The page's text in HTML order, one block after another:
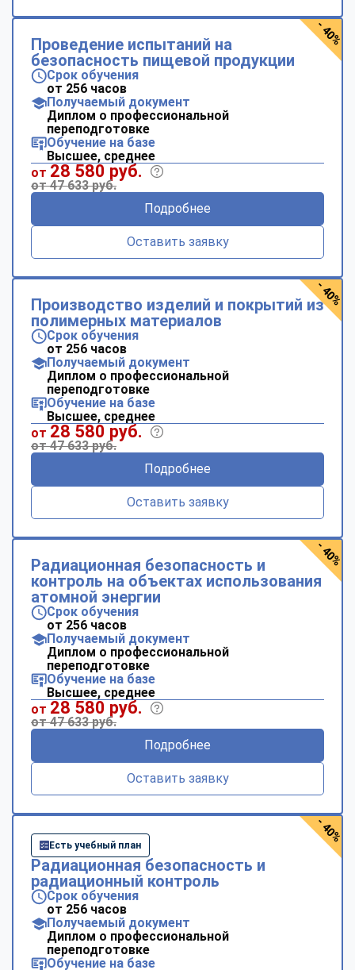
Проведение испытаний на
безопасность пищевой продукции
Срок обучения
от 256 часов
Получаемый документ
Диплом о профессиональной
переподготовке
Обучение на базе
Высшее, среднее
от 28 580 руб.
от 47 633 руб.
Подробнее
Оставить заявку
- 40%
Производство изделий и покрытий из
полимерных материалов
Срок обучения
от 256 часов
Получаемый документ
Диплом о профессиональной
переподготовке
Обучение на базе
Высшее, среднее
от 28 580 руб.
от 47 633 руб.
Подробнее
Оставить заявку
- 40%
Радиационная безопасность и
контроль на объектах использования
атомной энергии
Срок обучения
от 256 часов
Получаемый документ
Диплом о профессиональной
переподготовке
Обучение на базе
Высшее, среднее
от 28 580 руб.
от 47 633 руб.
Подробнее
Оставить заявку
- 40%
Есть учебный план
Радиационная безопасность и
радиационный контроль
Срок обучения
от 256 часов
Получаемый документ
Диплом о профессиональной
переподготовке
Обучение на базе
- 40%